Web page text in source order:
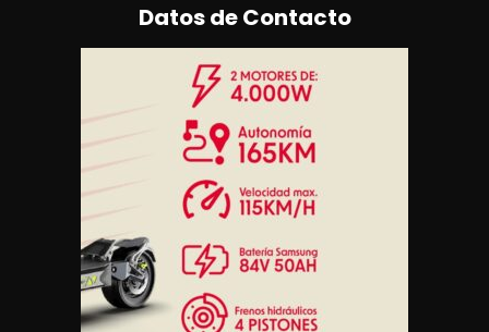
Datos de Contacto